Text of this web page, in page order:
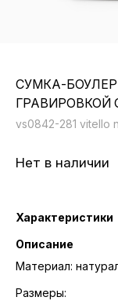
СУМКА-
ГРАВИРОВКОЙ
vs0842-281 vitello
Нет в наличии
Характеристики
Описание
Материал:
Размеры: